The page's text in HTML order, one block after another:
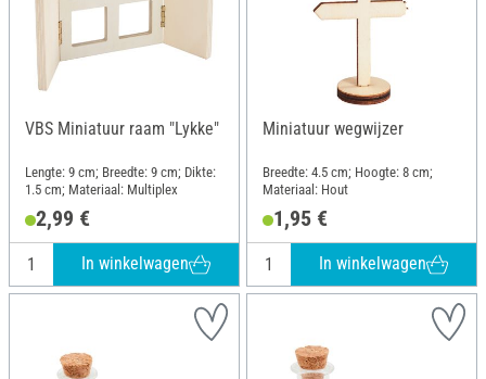
VBS Miniatuur raam "Lykke"
Lengte: 9 cm; Breedte: 9 cm; Dikte:
1.5 cm; Materiaal: Multiplex
2,99 €
In winkelwagen
Miniatuur wegwijzer
Breedte: 4.5 cm; Hoogte: 8 cm;
Materiaal: Hout
1,95 €
In winkelwagen